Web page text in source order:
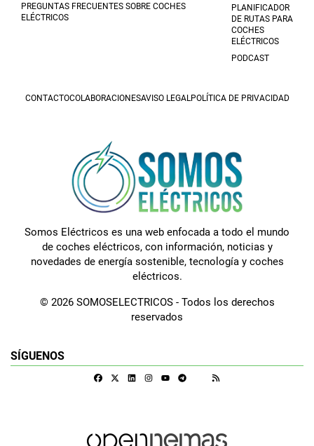
PREGUNTAS FRECUENTES SOBRE COCHES
ELÉCTRICOS
PLANIFICADOR
DE RUTAS PARA
COCHES
ELÉCTRICOS
PODCAST
CONTACTOCOLABORACIONESAVISO LEGAL POLÍTICA DE PRIVACIDAD
Somos Eléctricos es una web enfocada a todo el mundo
de coches eléctricos, con información, noticias y
novedades de energía sostenible, tecnología y coches
eléctricos.
© 2026 SOMOSELECTRICOS - Todos los derechos
reservados
SÍGUENOS
FacebookLinkedinInstagramTelegram
Google Discover